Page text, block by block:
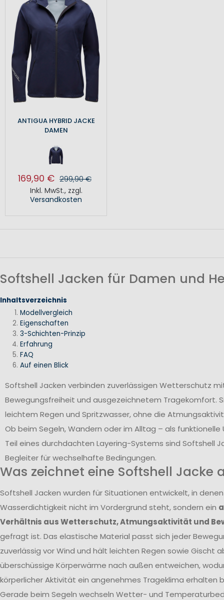
ANTIGUA HYBRID JACKE
DAMEN
169,90 € 299,90 €
Inkl. MwSt., zzgl.
Versandkosten
Softshell Jacken für Damen und
Inhaltsverzeichnis
Modellvergleich
Eigenschaften
3-Schichten-Prinzip
Erfahrung
FAQ
Auf einen Blick
Softshell Jacken verbinden zuverlässigen Wetterschutz
Bewegungsfreiheit und ausgezeichnetem Tragekomfort.
leichtem Regen und Spritzwasser, ohne die
Ob beim Segeln, Wandern oder im Alltag – als
Teil eines durchdachten Layering-Systems sind Softshell
Begleiter für wechselhafte Bedingungen.
Was zeichnet eine Softshell Jacke
Softshell Jacken wurden für Situationen entwickelt, in
Wasserdichtigkeit nicht im Vordergrund steht, sondern ein
Verhältnis aus Wetterschutz, Atmungsaktivität und
gefragt ist. Das elastische Material passt sich jeder
zuverlässig vor Wind und hält leichten Regen sowie Gischt
überschüssige Körperwärme nach außen entweichen,
körperlicher Aktivität ein angenehmes Trageklima erhalten
Gerade beim Segeln wechseln Wetter- und